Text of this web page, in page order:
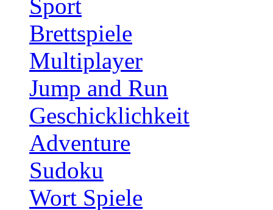
Sport
Brettspiele
Multiplayer
Jump and Run
Geschicklichkeit
Adventure
Sudoku
Wort Spiele